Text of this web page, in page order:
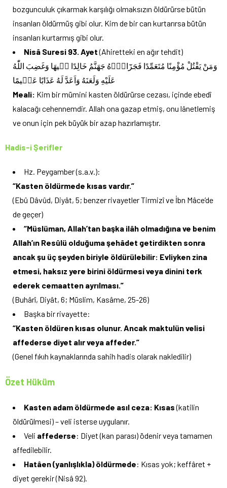
bozgunculuk çıkarmak karşılığı olmaksızın öldürürse bütün
insanları öldürmüş gibi olur. Kim de bir can kurtarırsa bütün
insanları kurtarmış gibi olur.
Nisâ Suresi 93. Ayet(Ahiretteki en ağır tehdit)
وَمَنْ يَقْتُلْ مُؤْمِنًا مُتَعَمِّدًا فَجَزَٓاؤُ۬هُ جَهَنَّمُ خَالِدًا ف۪يهَا وَغَضِبَ اللّٰهُ
عَلَيْهِ وَلَعَنَهُ وَاَعَدَّ لَهُ عَذَابًا عَظ۪يمًا
Meali: Kim bir mümini kasten öldürürse cezası, içinde ebedî
kalacağı cehennemdir. Allah ona gazap etmiş, onu lânetlemiş
ve onun için pek büyük bir azap hazırlamıştır.
Hadis-i Şerifler
Hz. Peygamber (s.a.v.):
“Kasten öldürmede kısas vardır.”
(Ebû Dâvûd, Diyât, 5; benzer rivayetler Tirmizî ve İbn Mâce’de
de geçer)
“Müslüman, Allah’tan başka ilâh olmadığına ve benim
Allah’ın Resûlü olduğuma şehâdet getirdikten sonra
ancak şu üç şeyden biriyle öldürülebilir: Evliyken zina
etmesi, haksız yere birini öldürmesi veya dinini terk
ederek cemaatten ayrılması.”
(Buhârî, Diyât, 6; Müslim, Kasâme, 25-26)
Başka bir rivayette:
“Kasten öldüren kısas olunur. Ancak maktulün velisi
affederse diyet alır veya affeder.”
(Genel fıkıh kaynaklarında sahih hadis olarak nakledilir)
Özet Hüküm
Kasten adam öldürmede asıl ceza: Kısas(katilin
öldürülmesi) – veli isterse uygulanır.
Veli affederse: Diyet (kan parası) ödenir veya tamamen
affedilebilir.
Hatâen (yanlışlıkla) öldürmede: Kısas yok; keffâret +
diyet gerekir (Nisâ 92).